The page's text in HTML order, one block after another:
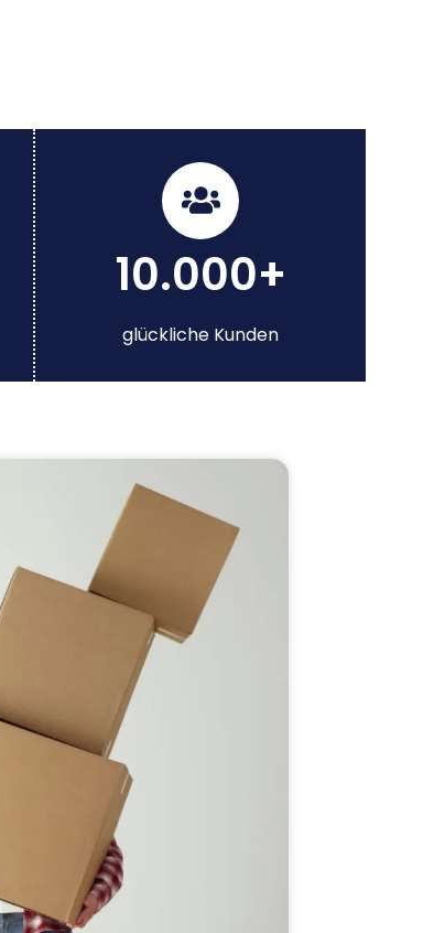
10.000+
glückliche Kunden